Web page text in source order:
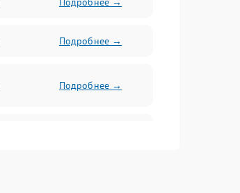
Подробнее →
Подробнее →